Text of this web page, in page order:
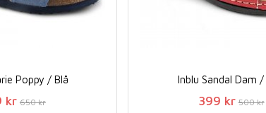
Poppy / Blå
kr 650 kr
Inblu Sandal Dam /
399 kr 500 kr